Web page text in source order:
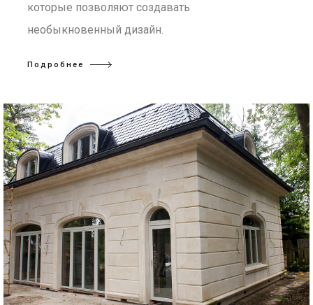
которые позволяют создавать
необыкновенный дизайн.
Подробнее